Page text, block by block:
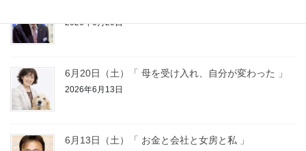
2026年6月20日
6月20日（土）「 母を受け入れ、自分が変わった 」
2026年6月13日
6月13日（土）「 お金と会社と女房と私 」